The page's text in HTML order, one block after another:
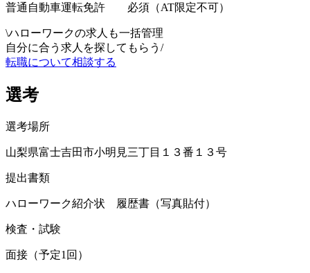
普通自動車運転免許 必須（AT限定不可）
\ハローワークの求人も一括管理
自分に合う求人を探してもらう /
転職について相談する
選考
選考場所
山梨県富士吉田市小明見三丁目１３番１３号
提出書類
ハローワーク紹介状 履歴書（写真貼付）
検査・試験
面接（予定1回）